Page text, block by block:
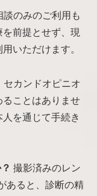
談のみのご利用も
前提とせず、現
いただけます。
セカンドオピニオ
ることはありませ
を通じて手続き
撮影済みのレン
あると、診断の精